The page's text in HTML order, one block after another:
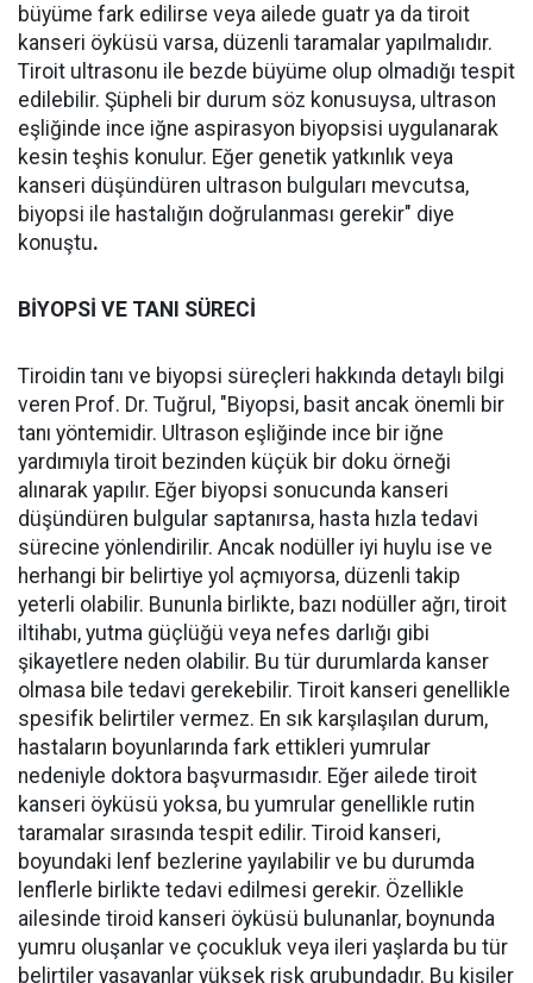
büyüme fark edilirse veya ailede guatr ya da tiroit
kanseri öyküsü varsa, düzenli taramalar yapılmalıdır.
Tiroit ultrasonu ile bezde büyüme olup olmadığı tespit
edilebilir. Şüpheli bir durum söz konusuysa, ultrason
eşliğinde ince iğne aspirasyon biyopsisi uygulanarak
kesin teşhis konulur. Eğer genetik yatkınlık veya
kanseri düşündüren ultrason bulguları mevcutsa,
biyopsi ile hastalığın doğrulanması gerekir" diye
konuştu.
BİYOPSİ VE TANI SÜRECİ
Tiroidin tanı ve biyopsi süreçleri hakkında detaylı bilgi
veren Prof. Dr. Tuğrul, "Biyopsi, basit ancak önemli bir
tanı yöntemidir. Ultrason eşliğinde ince bir iğne
yardımıyla tiroit bezinden küçük bir doku örneği
alınarak yapılır. Eğer biyopsi sonucunda kanseri
düşündüren bulgular saptanırsa, hasta hızla tedavi
sürecine yönlendirilir. Ancak nodüller iyi huylu ise ve
herhangi bir belirtiye yol açmıyorsa, düzenli takip
yeterli olabilir. Bununla birlikte, bazı nodüller ağrı, tiroit
iltihabı, yutma güçlüğü veya nefes darlığı gibi
şikayetlere neden olabilir. Bu tür durumlarda kanser
olmasa bile tedavi gerekebilir. Tiroit kanseri genellikle
spesifik belirtiler vermez. En sık karşılaşılan durum,
hastaların boyunlarında fark ettikleri yumrular
nedeniyle doktora başvurmasıdır. Eğer ailede tiroit
kanseri öyküsü yoksa, bu yumrular genellikle rutin
taramalar sırasında tespit edilir. Tiroid kanseri,
boyundaki lenf bezlerine yayılabilir ve bu durumda
lenflerle birlikte tedavi edilmesi gerekir. Özellikle
ailesinde tiroid kanseri öyküsü bulunanlar, boynunda
yumru oluşanlar ve çocukluk veya ileri yaşlarda bu tür
belirtiler yaşayanlar yüksek risk grubundadır. Bu kişiler